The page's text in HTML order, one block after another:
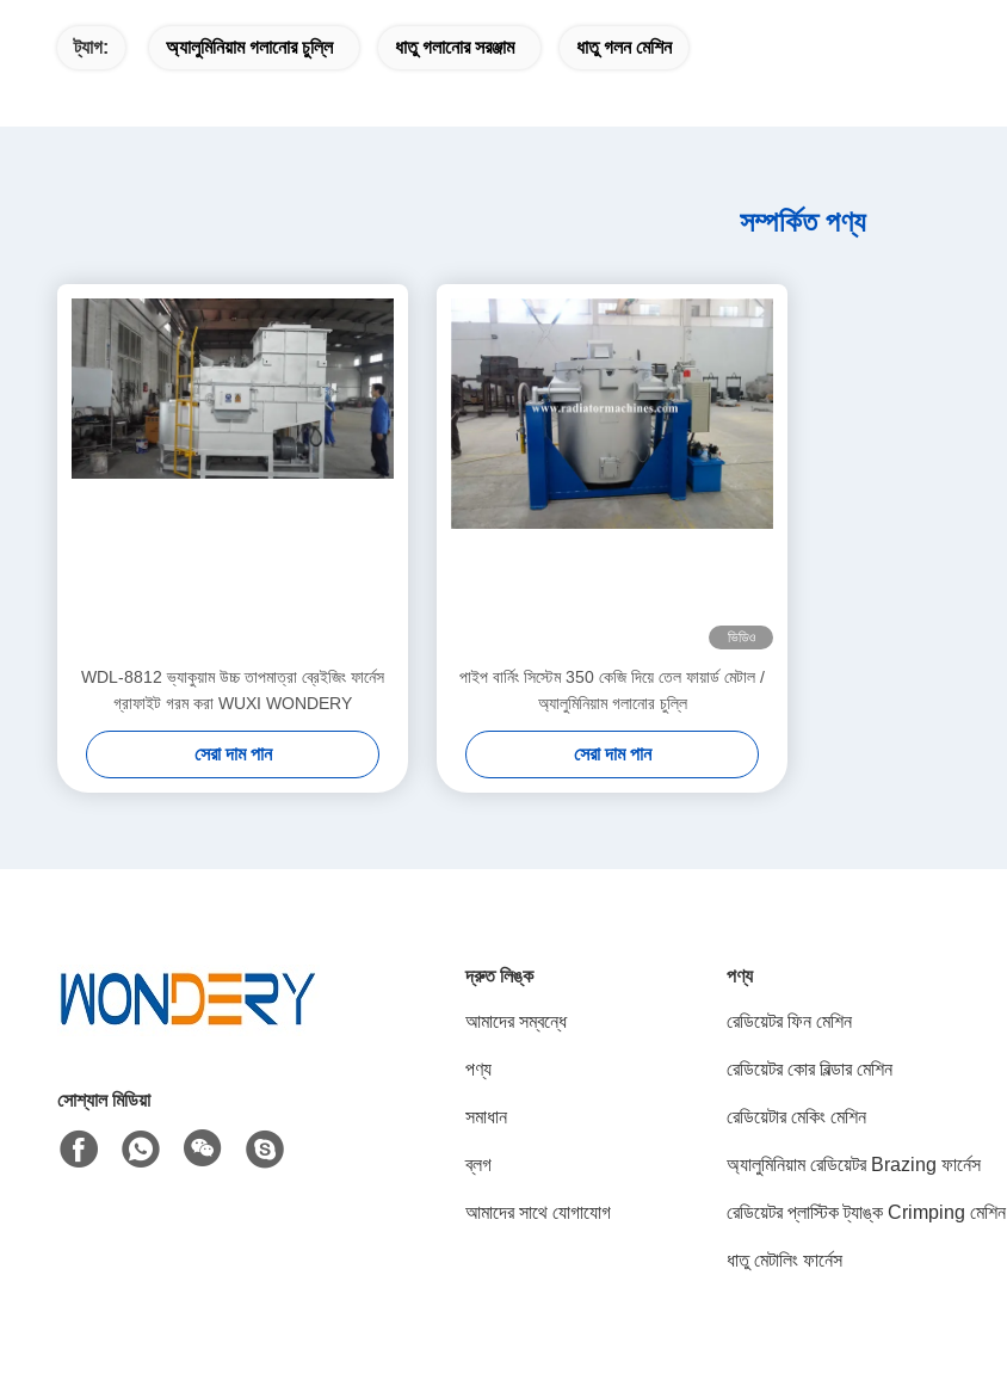
ট্যাগ: অ্যালুমিনিয়াম গলানোর চুল্লি ধাতু গলানোর সরঞ্জাম ধাতু গলন মেশিন
সম্পর্কিত পণ্য
WDL-8812 ভ্যাকুয়াম উচ্চ তাপমাত্রা ব্রেইজিং ফার্নেস
গ্রাফাইট গরম করা WUXI WONDERY
সেরা দাম পান
ভিডিও
পাইপ বার্নিং সিস্টেম 350 কেজি দিয়ে তেল ফায়ার্ড মেটাল /
অ্যালুমিনিয়াম গলানোর চুল্লি
সেরা দাম পান
সোশ্যাল মিডিয়া
দ্রুত লিঙ্ক
আমাদের সম্বন্ধে
পণ্য
সমাধান
ব্লগ
আমাদের সাথে যোগাযোগ
পণ্য
রেডিয়েটর ফিন মেশিন
রেডিয়েটর কোর বিল্ডার মেশিন
রেডিয়েটার মেকিং মেশিন
অ্যালুমিনিয়াম রেডিয়েটর Brazing ফার্নেস
রেডিয়েটর প্লাস্টিক ট্যাঙ্ক Crimping মেশিন
ধাতু মেটালিং ফার্নেস